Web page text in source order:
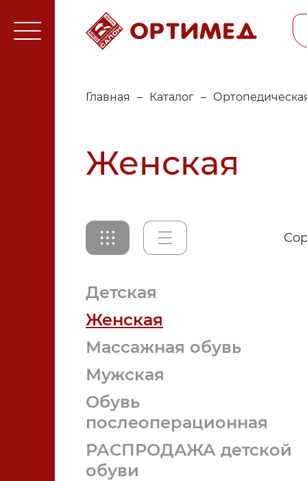
Главная – Каталог –
Женская
Детская
Женская
Массажная обувь
Мужская
Обувь
послеоперационная
РАСПРОДАЖА детской
обуви